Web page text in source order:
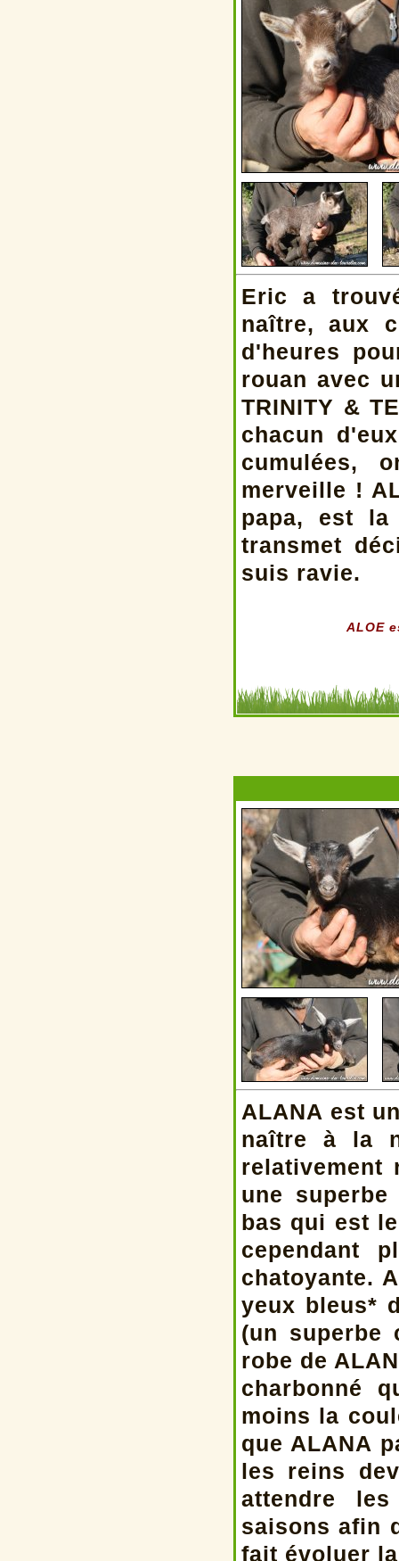
Eric a
naître, aux
d'heures
rouan avec
TRINITY &
chacun
cumulées,
merveille !
papa, est la
transmet
suis ravie.
ALOE
ALANA est
naître à la
relativement
une
bas qui est
cependant
chatoyante.
yeux bleus*
(un
robe de
charbonné
moins la
que ALANA
les reins
attendre
saisons afin
fait évoluer